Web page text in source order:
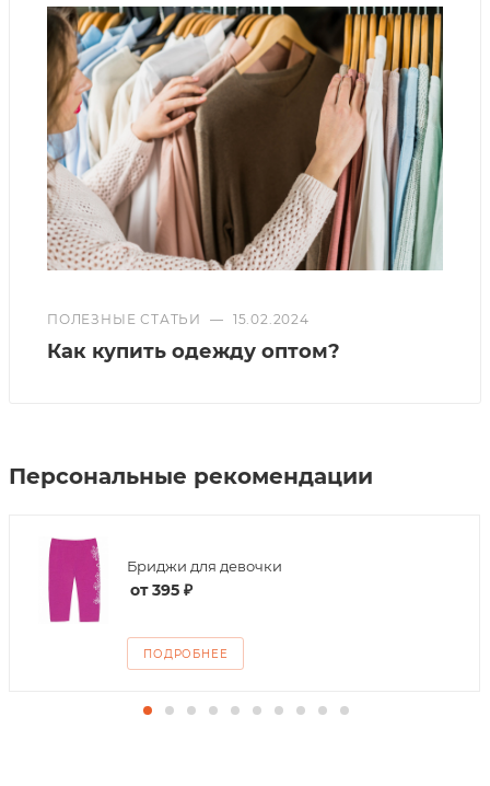
ПОЛЕЗНЫЕ СТАТЬИ — 15.02.2024
Как купить одежду оптом?
Персональные рекомендации
Бриджи для девочки
от395 ₽
ПОДРОБНЕЕ